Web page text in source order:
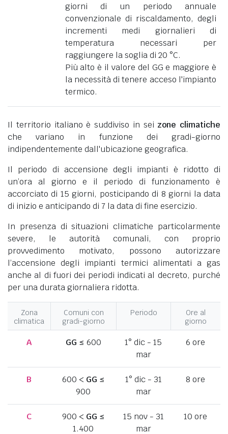
giorni di un periodo annuale
convenzionale di riscaldamento, degli
incrementi medi giornalieri di
temperatura necessari per
raggiungere la soglia di 20 °C.
Più alto è il valore del GG e maggiore è
la necessità di tenere acceso l'impianto
termico.
Il territorio italiano è suddiviso in sei zone climatiche
che variano in funzione dei gradi-giorno
indipendentemente dall'ubicazione geografica.
Il periodo di accensione degli impianti è ridotto di
un’ora al giorno e il periodo di funzionamento è
accorciato di 15 giorni, posticipando di 8 giorni la data
di inizio e anticipando di 7 la data di fine esercizio.
In presenza di situazioni climatiche particolarmente
severe, le autorità comunali, con proprio
provvedimento motivato, possono autorizzare
l’accensione degli impianti termici alimentati a gas
anche al di fuori dei periodi indicati al decreto, purché
per una durata giornaliera ridotta.
Zona
climatica
Comuni con
gradi-giorno
Periodo
Ore al
giorno
A GG ≤ 600
1° dic - 15
mar
6 ore
B 600 < GG ≤
900
1° dic - 31
mar
8 ore
C 900 < GG ≤
1.400
15 nov - 31
mar
10 ore